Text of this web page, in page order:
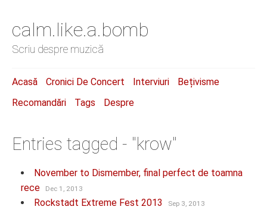
calm.like.a.bomb
Scriu despre muzică
Acasă Cronici De Concert Interviuri
Bețivisme
Recomandări
Tags Despre
Entries tagged - "krow"
November to Dismember, final perfect de toamna
rece
Dec 1, 2013
Rockstadt Extreme Fest 2013 Sep 3, 2013